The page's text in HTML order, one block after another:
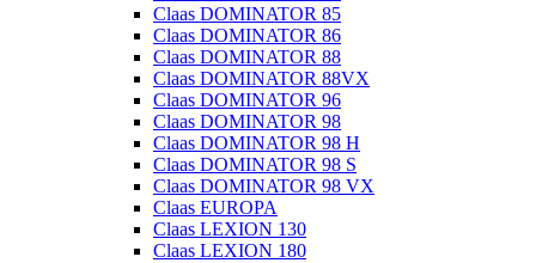
Claas DOMINATOR 85
Claas DOMINATOR 86
Claas DOMINATOR 88
Claas DOMINATOR 88VX
Claas DOMINATOR 96
Claas DOMINATOR 98
Claas DOMINATOR 98 H
Claas DOMINATOR 98 S
Claas DOMINATOR 98 VX
Claas EUROPA
Claas LEXION 130
Claas LEXION 180